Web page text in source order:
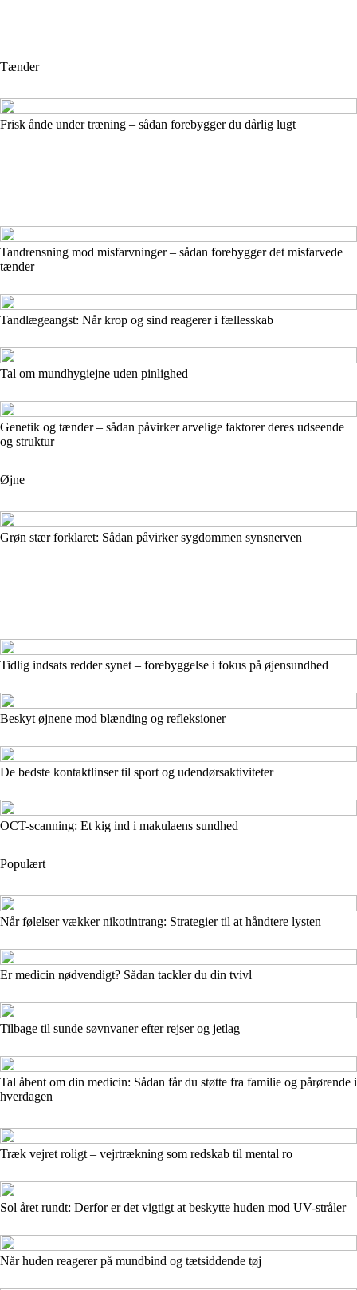
Tænder
Frisk ånde under træning – sådan forebygger du dårlig lugt
Tandrensning mod misfarvninger – sådan forebygger det misfarvede
tænder
Tandlægeangst: Når krop og sind reagerer i fællesskab
Tal om mundhygiejne uden pinlighed
Genetik og tænder – sådan påvirker arvelige faktorer deres udseende
og struktur
Øjne
Grøn stær forklaret: Sådan påvirker sygdommen synsnerven
Tidlig indsats redder synet – forebyggelse i fokus på øjensundhed
Beskyt øjnene mod blænding og refleksioner
De bedste kontaktlinser til sport og udendørsaktiviteter
OCT-scanning: Et kig ind i makulaens sundhed
Populært
Når følelser vækker nikotintrang: Strategier til at håndtere lysten
Er medicin nødvendigt? Sådan tackler du din tvivl
Tilbage til sunde søvnvaner efter rejser og jetlag
Tal åbent om din medicin: Sådan får du støtte fra familie og pårørende i
hverdagen
Træk vejret roligt – vejrtrækning som redskab til mental ro
Sol året rundt: Derfor er det vigtigt at beskytte huden mod UV-stråler
Når huden reagerer på mundbind og tætsiddende tøj